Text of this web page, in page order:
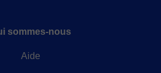
sommes-nous
Aide